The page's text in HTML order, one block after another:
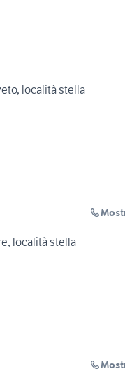
località stella
località stella